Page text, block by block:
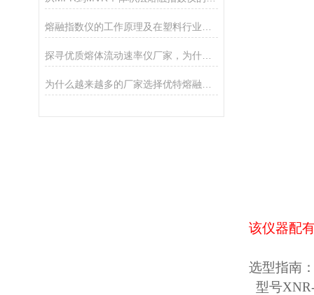
探寻优质熔体流动速率仪厂家，为什么是承德优特？
该仪器配
选型指南
型号